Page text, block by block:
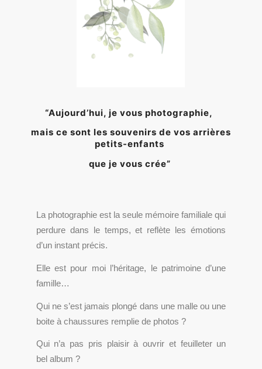
“Aujourd’hui, je vous photographie,
mais ce sont les sou­ve­nirs de vos arrières
petits-enfants
que je vous crée”
La pho­to­gra­phie est la seule mémoire fami­liale qui
per­dure dans le temps, et reflète les émo­tions
d’un ins­tant précis.
Elle est pour moi l’hé­ri­tage, le patri­moine d’une
famille…
Qui ne s’est jamais plon­gé dans une malle ou une
boite à chaus­sures rem­plie de photos ?
Qui n’a pas pris plai­sir à ouvrir et feuille­ter un
bel album ?